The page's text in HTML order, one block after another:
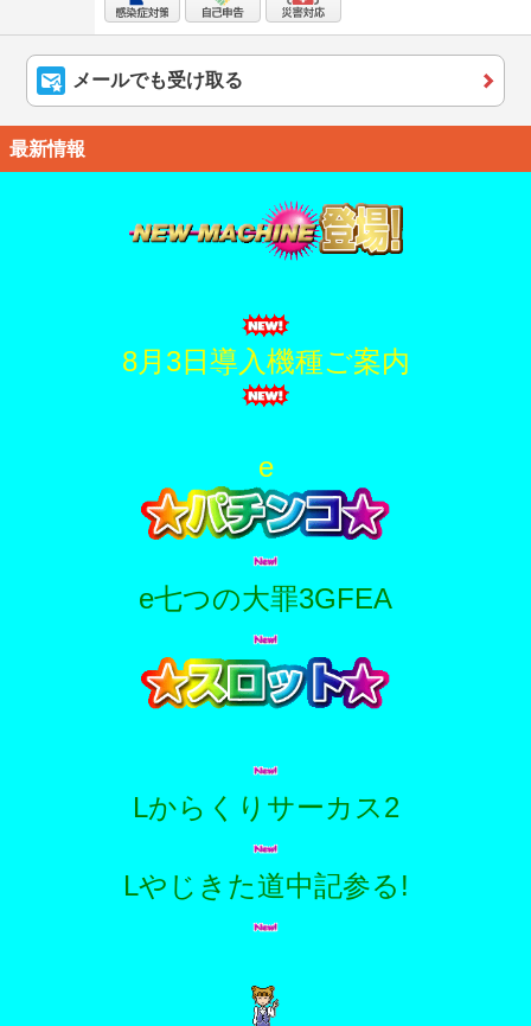
メールでも受け取る
最新情報
8月3日導入機種ご案内
e
e七つの大罪3GFEA
Lからくりサーカス2
Lやじきた道中記参る!